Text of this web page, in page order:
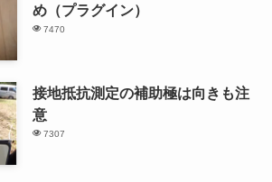
め（プラグイン）
7470
接地抵抗測定の補助極は向きも注
意
7307